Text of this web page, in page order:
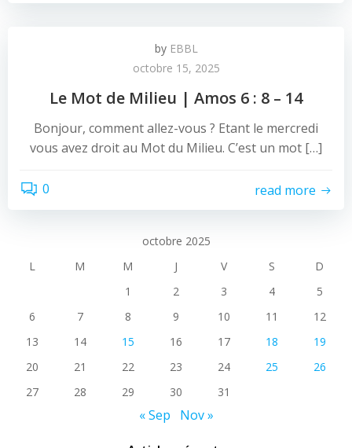
by EBBL
octobre 15, 2025
Le Mot de Milieu | Amos 6 : 8 – 14
Bonjour, comment allez-vous ? Etant le mercredi
vous avez droit au Mot du Milieu. C’est un mot […]
0 read more
octobre 2025
L
M M J V S
D
1
2 3 4
5
6
7 8 9 10 11
12
13
14 15 16 17 18
19
20
21 22 23 24 25
26
27
28 29 30 31
« Sep Nov »